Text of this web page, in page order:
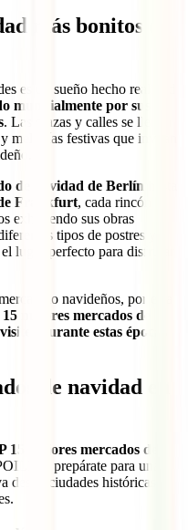
más bonitos en
es un sueño hecho realidad
mundialmente por sus
. Las plazas y calles se llenan
melodías festivas que invitan
de navidad de Berlín
Frankfurt, cada rincón
exhibiendo sus obras
tipos de postres y
lugar perfecto para disfrutar
navideños, por esta
mejores mercados de
durante estas épocas
de navidad en
15 mejores mercados de
prepárate para una
ciudades históricas